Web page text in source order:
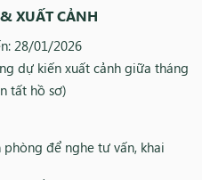
XUẤT CẢNH
28/01/2026
dự kiến xuất cảnh giữa tháng
tất hồ sơ)
để nghe tư vấn, khai